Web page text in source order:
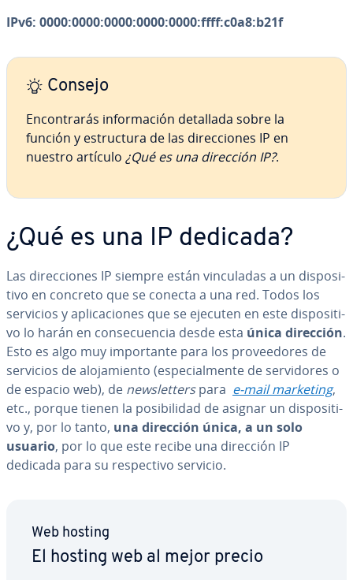
IPv6: 0000:0000:0000:0000:0000:ffff:c0a8:b21f
Consejo
En­co­n­tra­rás in­fo­r­ma­ción detallada sobre la
función y es­tru­c­tu­ra de las di­re­c­cio­nes IP en
nuestro artículo ¿Qué es una dirección IP?.
¿Qué es una IP dedicada?
Las di­re­c­cio­nes IP siempre están vi­n­cu­la­das a un di­s­po­si­
ti­vo en concreto que se conecta a una red. Todos los
servicios y apli­ca­cio­nes que se ejecuten en este di­s­po­si­ti­
vo lo harán en co­n­se­cue­n­cia desde esta única dirección.
Esto es algo muy im­po­r­ta­n­te para los pro­vee­do­res de
servicios de alo­ja­mie­n­to (es­pe­cia­l­me­n­te de se­r­vi­do­res o
de espacio web), de ne­w­s­le­t­te­rspara e-mail marketing,
etc., porque tienen la po­si­bi­li­dad de asignar un di­s­po­si­ti­
vo y, por lo tanto, una dirección única, a un solo
usuario, por lo que este recibe una dirección IP
dedicada para su re­s­pe­c­ti­vo servicio.
Web hosting
El hosting web al mejor precio